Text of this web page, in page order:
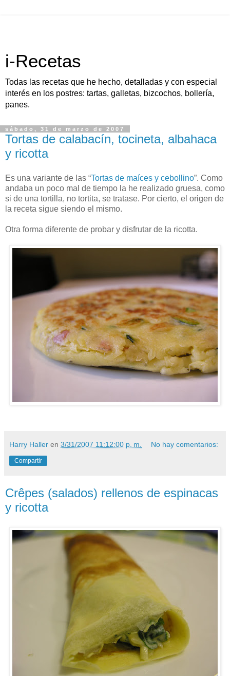
i-Recetas
Todas las recetas que he hecho, detalladas y con especial
interés en los postres: tartas, galletas, bizcochos, bollería,
panes.
sábado, 31 de marzo de 2007
Tortas de calabacín, tocineta, albahaca
y ricotta
Es una variante de las “Tortas de maíces y cebollino”. Como
andaba un poco mal de tiempo la he realizado gruesa, como
si de una tortilla, no tortita, se tratase. Por cierto, el origen de
la receta sigue siendo el mismo.
Otra forma diferente de probar y disfrutar de la ricotta.
Harry Haller en 3/31/2007 11:12:00 p. m. No hay comentarios:
Compartir
Crêpes (salados) rellenos de espinacas
y ricotta